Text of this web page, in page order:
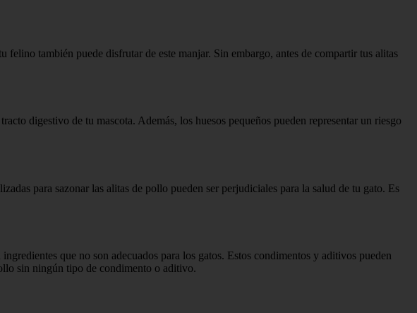
también puede disfrutar de este manjar. Sin embargo, antes de compartir tus alitas
digestivo de tu mascota. Además, los huesos pequeños pueden representar un riesgo
para sazonar las alitas de pollo pueden ser perjudiciales para la salud de tu gato. Es
que no son adecuados para los gatos. Estos condimentos y aditivos pueden
sin ningún tipo de condimento o aditivo.